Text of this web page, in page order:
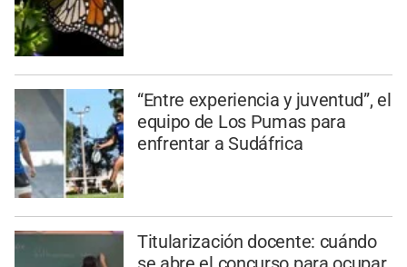
“Entre experiencia y juventud”, el
equipo de Los Pumas para
enfrentar a Sudáfrica
Titularización docente: cuándo